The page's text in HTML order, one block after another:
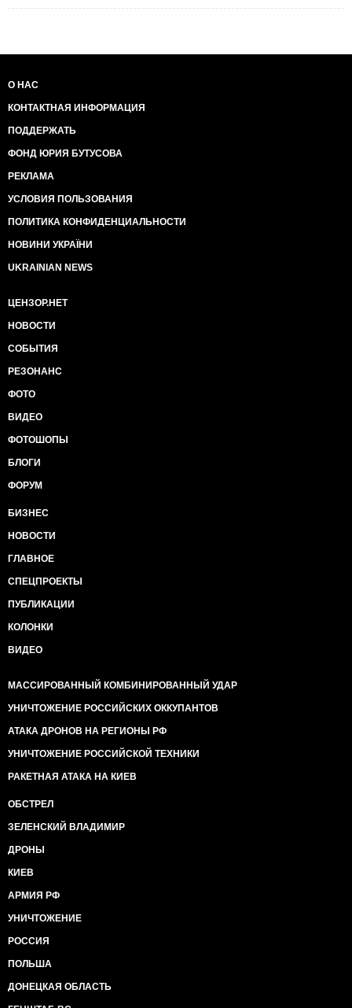
О НАС
КОНТАКТНАЯ ИНФОРМАЦИЯ
ПОДДЕРЖАТЬ
ФОНД ЮРИЯ БУТУСОВА
РЕКЛАМА
УСЛОВИЯ ПОЛЬЗОВАНИЯ
ПОЛИТИКА КОНФИДЕНЦИАЛЬНОСТИ
НОВИНИ УКРАЇНИ
UKRAINIAN NEWS
ЦЕНЗОР.НЕТ
НОВОСТИ
СОБЫТИЯ
РЕЗОНАНС
ФОТО
ВИДЕО
ФОТОШОПЫ
БЛОГИ
ФОРУМ
БИЗНЕС
НОВОСТИ
ГЛАВНОЕ
СПЕЦПРОЕКТЫ
ПУБЛИКАЦИИ
КОЛОНКИ
ВИДЕО
МАССИРОВАННЫЙ КОМБИНИРОВАННЫЙ УДАР
УНИЧТОЖЕНИЕ РОССИЙСКИХ ОККУПАНТОВ
АТАКА ДРОНОВ НА РЕГИОНЫ РФ
УНИЧТОЖЕНИЕ РОССИЙСКОЙ ТЕХНИКИ
РАКЕТНАЯ АТАКА НА КИЕВ
ОБСТРЕЛ
ЗЕЛЕНСКИЙ ВЛАДИМИР
ДРОНЫ
КИЕВ
АРМИЯ РФ
УНИЧТОЖЕНИЕ
РОССИЯ
ПОЛЬША
ДОНЕЦКАЯ ОБЛАСТЬ